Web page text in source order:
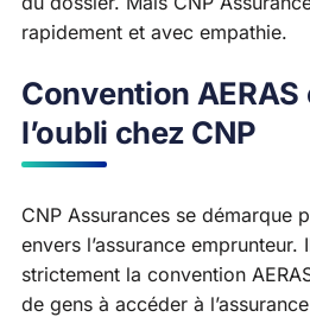
rapidement et avec empathie.
Convention AERAS
l’oubli chez CNP
CNP Assurances se démarque
envers l’assurance emprunteur.
strictement la convention
de gens à accéder à